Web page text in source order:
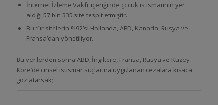
İnternet İzleme Vakfı, içeriğinde çocuk istismarının yer
aldığı 57 bin 335 site tespit etmiştir.
Bu tür sitelerin %92’si Hollanda, ABD, Kanada, Rusya ve
Fransa’dan yönetiliyor.
Bu verilerden sonra ABD, İngiltere, Fransa, Rusya ve Kuzey
Kore’de cinsel istismar suçlarına uygulanan cezalara kısaca
göz atarsak;